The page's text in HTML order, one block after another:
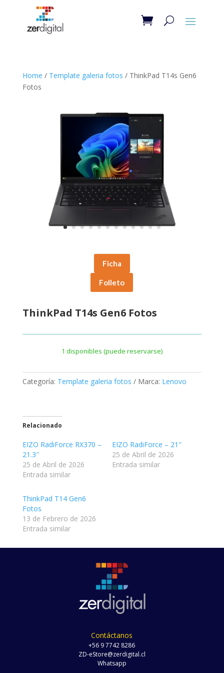
Home / Template galeria fotos / ThinkPad T14s Gen6
Fotos
Ficha
Folleto
ThinkPad T14s Gen6 Fotos
1 disponibles (puede reservarse)
Categoría: Template galeria fotos Marca: Lenovo
Relacionado
EIZO RadiForce RX370 –
21.3″
25 de Abril de 2026
Entrada similar
EIZO RadiForce – 21″
25 de Abril de 2026
Entrada similar
ThinkPad T14 Gen6
Fotos
13 de Febrero de 2026
Entrada similar
Contáctanos
+56 9 7742 8286
ZD-eStore@zerdigital.cl
Whatsapp